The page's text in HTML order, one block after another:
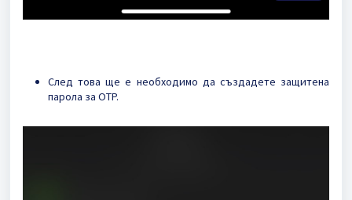
След това ще е необходимо да създадете защитена
парола за OTP.